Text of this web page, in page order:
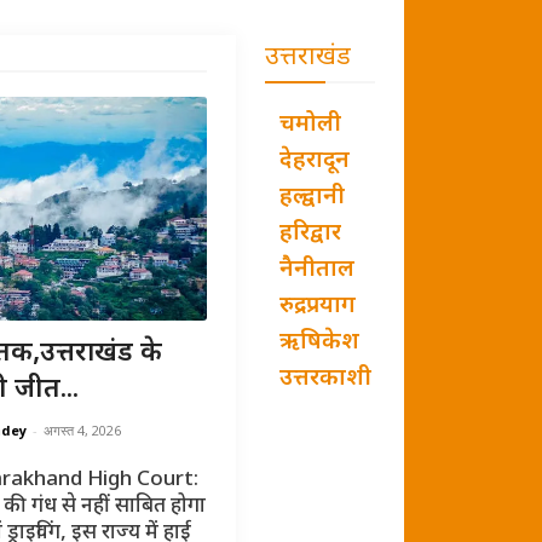
के
जीत...
- अगस्त 4, 2026
High Court:
गंध से नहीं साबित होगा
इस राज्य में हाई
उत्तराखंड
चमोली
देहरादून
हल्द्वानी
हरिद्वार
नैनीताल
रुद्रप्रयाग
ऋषिकेश
उत्तरकाशी